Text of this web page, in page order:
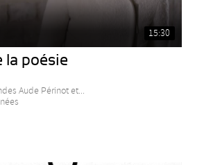
15:30
la poésie
Aude Périnot et...